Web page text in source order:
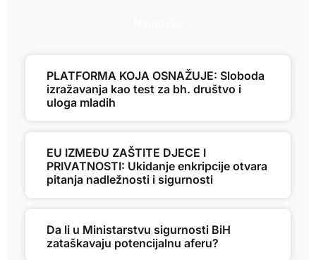
PLATFORMA KOJA OSNAŽUJE: Sloboda
izražavanja kao test za bh. društvo i
uloga mladih
EU IZMEĐU ZAŠTITE DJECE I
PRIVATNOSTI: Ukidanje enkripcije otvara
pitanja nadležnosti i sigurnosti
Da li u Ministarstvu sigurnosti BiH
zataškavaju potencijalnu aferu?